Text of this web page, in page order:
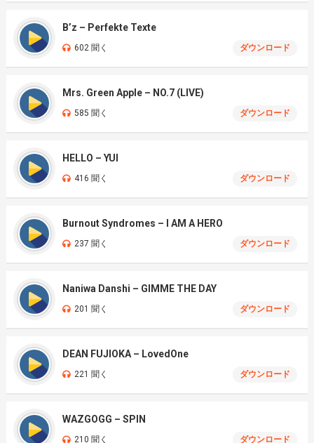
B’z – Perfekte Texte
602 聞く ダウンロード
Mrs. Green Apple – NO.7 (LIVE)
585 聞く ダウンロード
HELLO – YUI
416 聞く ダウンロード
Burnout Syndromes – I AM A HERO
237 聞く ダウンロード
Naniwa Danshi – GIMME THE DAY
201 聞く ダウンロード
DEAN FUJIOKA – LovedOne
221 聞く ダウンロード
WAZGOGG – SPIN
210 聞く ダウンロード